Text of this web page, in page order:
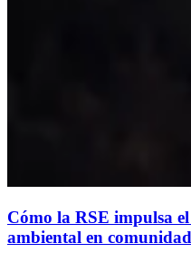
Cómo la RSE impulsa
ambiental en